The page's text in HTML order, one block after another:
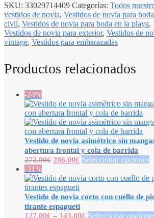
SKU: 33029714409 Categorías: Todos
vestidos de novia, Vestidos de novia para boda
civil, Vestidos de novia para boda en la playa,
Vestidos de novia para exterior, Vestidos de
vintage, Vestidos para embarazadas
Productos relacionados
-24%
Vestido de novia asimétrico sin
abertura frontal y cola de barrida
272.00€ 206.00€ Seleccionar opciones
-31%
Vestido de novia corto con cuello de
tirante espagueti
127.00€ – 143.00€ Seleccionar